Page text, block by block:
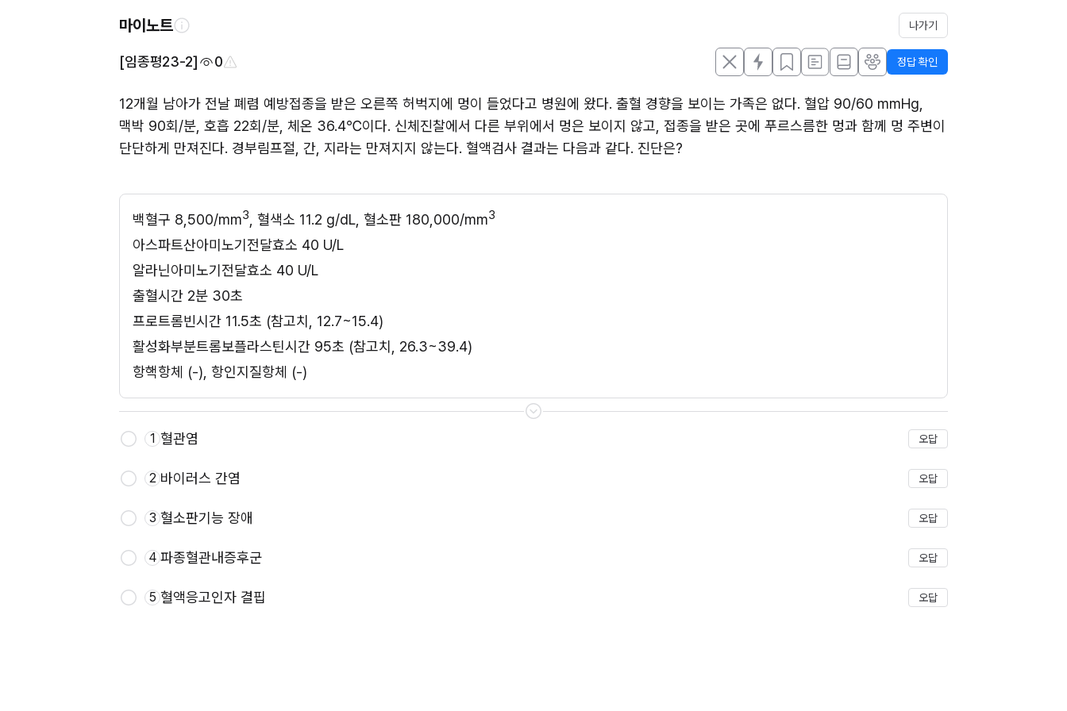
마이노트 나가기
[임종평23-2] 0 정답 확인
12개월 남아가 전날 폐렴 예방접종을 받은 오른쪽 허벅지에 멍이 들었다고 병원에 왔다. 출혈 경향을 보이는 가족은 없다. 혈압 90/60 mmHg,
맥박 90회/분, 호흡 22회/분, 체온 36.4℃이다. 신체진찰에서 다른 부위에서 멍은 보이지 않고, 접종을 받은 곳에 푸르스름한 멍과 함께 멍 주변이
단단하게 만져진다. 경부림프절, 간, 지라는 만져지지 않는다. 혈액검사 결과는 다음과 같다. 진단은?
백혈구 8,500/mm3 , 혈색소 11.2 g/dL, 혈소판 180,000/mm3
아스파트산아미노기전달효소 40 U/L
알라닌아미노기전달효소 40 U/L
출혈시간 2분 30초
프로트롬빈시간 11.5초 (참고치, 12.7~15.4)
활성화부분트롬보플라스틴시간 95초 (참고치, 26.3~39.4)
항핵항체 (-), 항인지질항체 (-)
저장
1 혈관염 오답
2 바이러스 간염 오답
3 혈소판기능 장애 오답
4 파종혈관내증후군 오답
5 혈액응고인자 결핍 오답